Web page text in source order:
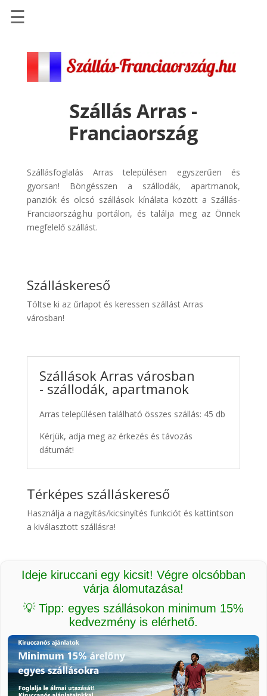
Szállások
Repülőjegy
pénzvisszatérítéssel
Discover
Cars
Transzfer
☰
Szállás Arras -
Franciaország
Szállásfoglalás Arras településen egyszerűen és
gyorsan! Böngésszen a szállodák, apartmanok,
panziók és olcsó szállások kínálata között a Szállás-
Franciaország.hu portálon, és találja meg az Önnek
megfelelő szállást.
Szálláskereső
Töltse ki az űrlapot és keressen szállást Arras
városban!
Szállások Arras városban
- szállodák, apartmanok
Arras településen található összes szállás: 45 db
Kérjük, adja meg az érkezés és távozás
dátumát!
Térképes szálláskereső
Használja a nagyítás/kicsinyítés funkciót és kattintson
a kiválasztott szállásra!
Ideje kiruccani egy kicsit! Végre olcsóbban
várja álomutazása!
💡 Tipp: egyes szállásokon minimum 15%
kedvezmény is elérhető.